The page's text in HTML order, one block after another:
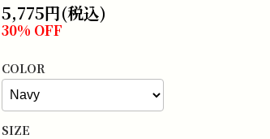
5,775円(税込)
30% OFF
COLOR
SIZE